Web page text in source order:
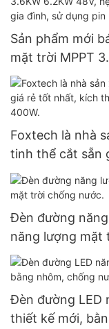
Sản phẩm mới
mặt trời MPPT
độc lập, lai
Lithium.
Foxtech là nhà
tinh thể cắt sẵn
182mm, công
Đèn đường
năng lượng mặt
Đèn đường LED
thiết kế mới,